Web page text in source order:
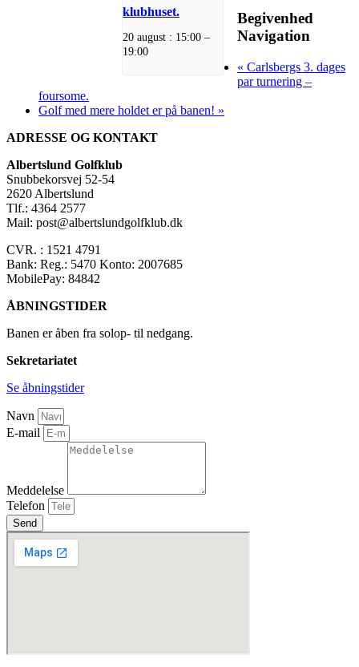
klubhuset.
20 august : 15:00–
19:00
Begivenhed
Navigation
« Carlsbergs 3. dages
par turnering –
foursome.
Golf med mere holdet er på banen! »
ADRESSE OG KONTAKT
Albertslund Golfklub
Snubbekorsvej 52-54
2620 Albertslund
Tlf.: 4364 2577
Mail: post@albertslundgolfklub.dk
CVR. : 1521 4791
Bank: Reg.: 5470 Konto: 2007685
MobilePay: 84842
ÅBNINGSTIDER
Banen er åben fra solop- til nedgang.
Sekretariatet
Se åbningstider
Navn
E-mail
Meddelelse
Telefon
Send